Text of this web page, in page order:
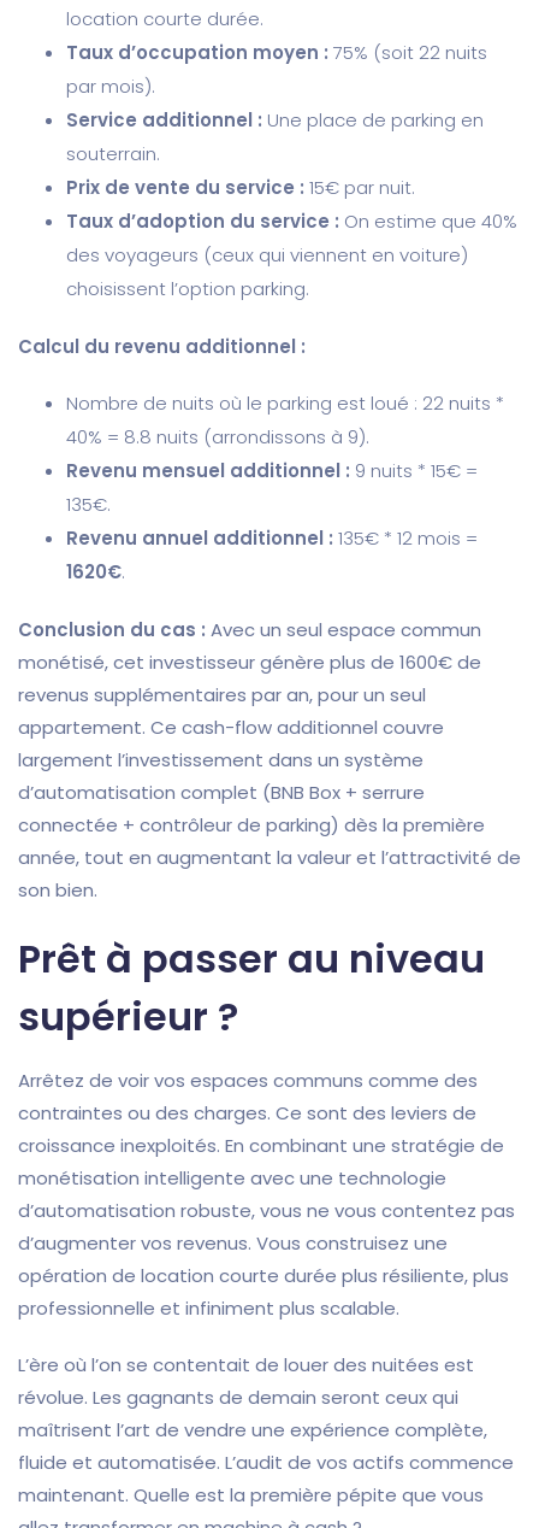
location courte durée.
Taux d’occupation moyen : 75% (soit 22 nuits
par mois).
Service additionnel : Une place de parking en
souterrain.
Prix de vente du service : 15€ par nuit.
Taux d’adoption du service : On estime que 40%
des voyageurs (ceux qui viennent en voiture)
choisissent l’option parking.
Calcul du revenu additionnel :
Nombre de nuits où le parking est loué : 22 nuits *
40% = 8.8 nuits (arrondissons à 9).
Revenu mensuel additionnel : 9 nuits * 15€ =
135€.
Revenu annuel additionnel : 135€ * 12 mois =
1620€.
Conclusion du cas : Avec un seul espace commun
monétisé, cet investisseur génère plus de 1600€ de
revenus supplémentaires par an, pour un seul
appartement. Ce cash-flow additionnel couvre
largement l’investissement dans un système
d’automatisation complet (BNB Box + serrure
connectée + contrôleur de parking) dès la première
année, tout en augmentant la valeur et l’attractivité de
son bien.
Prêt à passer au niveau
supérieur ?
Arrêtez de voir vos espaces communs comme des
contraintes ou des charges. Ce sont des leviers de
croissance inexploités. En combinant une stratégie de
monétisation intelligente avec une technologie
d’automatisation robuste, vous ne vous contentez pas
d’augmenter vos revenus. Vous construisez une
opération de location courte durée plus résiliente, plus
professionnelle et infiniment plus scalable.
L’ère où l’on se contentait de louer des nuitées est
révolue. Les gagnants de demain seront ceux qui
maîtrisent l’art de vendre une expérience complète,
fluide et automatisée. L’audit de vos actifs commence
maintenant. Quelle est la première pépite que vous